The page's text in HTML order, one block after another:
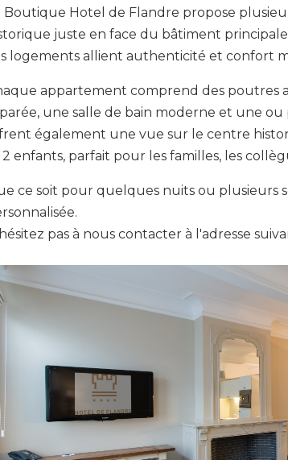
Boutique Hotel de Flandre propose
juste en face du bâtiment
logements allient authenticité et confort
appartement comprend des poutres
une salle de bain moderne et une
également une vue sur le centre
enfants, parfait pour les familles, les
ce soit pour quelques nuits ou plusieurs
pas à nous contacter à l'adresse